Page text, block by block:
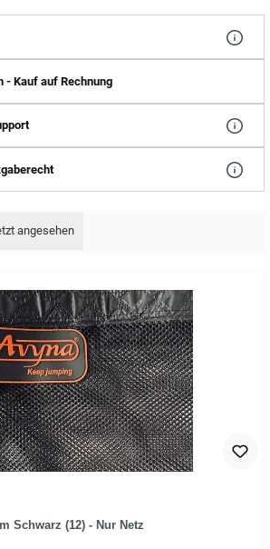
- Kauf auf Rechnung
angesehen
Schwarz (12) - Nur Netz